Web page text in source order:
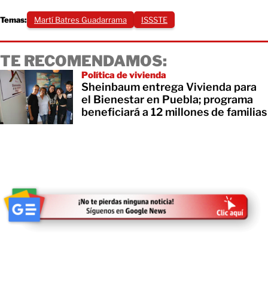
Temas: Martí Batres Guadarrama ISSSTE
TE RECOMENDAMOS:
Política de vivienda
Sheinbaum entrega Vivienda para
el Bienestar en Puebla; programa
beneficiará a 12 millones de familias